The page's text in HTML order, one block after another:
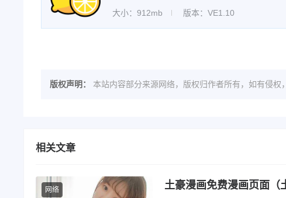
大小：912mb
版本：VE1.10
版权声明： 本站内容部分来源网络，版权归作者所有，如有侵权
相关文章
网络 土豪漫画免费漫画页面（